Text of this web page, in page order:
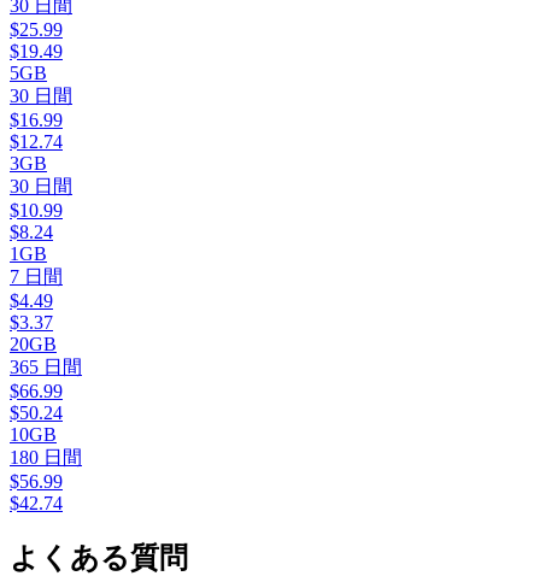
30 日間
$25.99
$19.49
5GB
30 日間
$16.99
$12.74
3GB
30 日間
$10.99
$8.24
1GB
7 日間
$4.49
$3.37
20GB
365 日間
$66.99
$50.24
10GB
180 日間
$56.99
$42.74
よくある質問